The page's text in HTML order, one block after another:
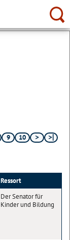
9
10
Ressort
Der Senator für
Kinder und Bildung